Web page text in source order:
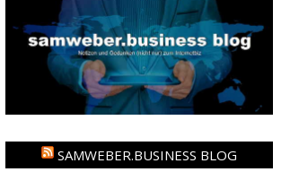
SAMWEBER.BUSINESS BLOG